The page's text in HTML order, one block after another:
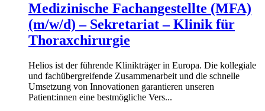
Medizinische Fachangestellte (MFA)
(m/w/d) – Sekretariat – Klinik für
Thoraxchirurgie
Helios ist der führende Klinikträger in Europa. Die kollegiale
und fachübergreifende Zusammenarbeit und die schnelle
Umsetzung von Innovationen garantieren unseren
Patient:innen eine bestmögliche Vers...